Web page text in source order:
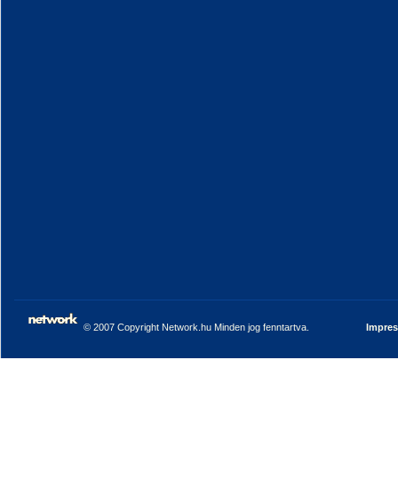
© 2007 Copyright Network.hu Minden jog fenntartva.